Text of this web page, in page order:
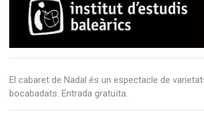
El cabaret de Nadal és un espectacle de
bocabadats. Entrada gratuïta.